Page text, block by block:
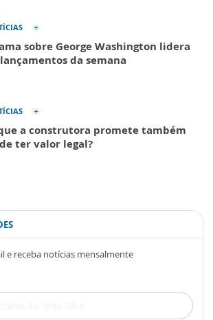
sobre George Washington lidera
da semana
a construtora promete também
ter valor legal?
e receba notícias mensalmente